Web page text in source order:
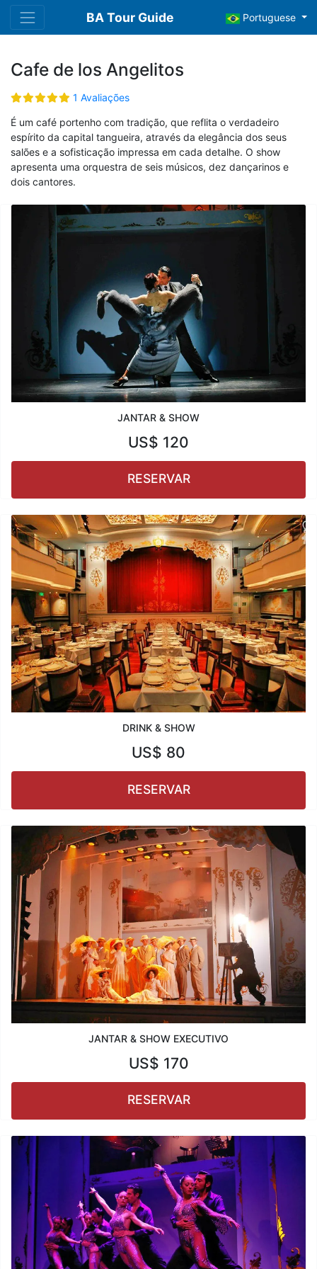
BA Tour Guide Portuguese
Cafe de los Angelitos
1 Avaliações
É um café portenho com tradição, que reflita o verdadeiro
espírito da capital tangueira, através da elegância dos seus
salões e a sofisticação impressa em cada detalhe. O show
apresenta uma orquestra de seis músicos, dez dançarinos e
dois cantores.
JANTAR & SHOW
US$ 120
RESERVAR
DRINK & SHOW
US$ 80
RESERVAR
JANTAR & SHOW EXECUTIVO
US$ 170
RESERVAR